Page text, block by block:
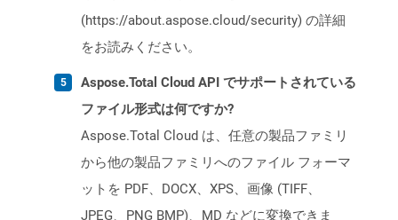
(https://about.aspose.cloud/security) の詳細
をお読みください。
Aspose.Total Cloud API でサポートされている
ファイル形式は何ですか?
Aspose.Total Cloud は、任意の製品ファミリ
から他の製品ファミリへのファイル フォーマ
ットを PDF、DOCX、XPS、画像 (TIFF、
JPEG、PNG BMP)、MD などに変換できま